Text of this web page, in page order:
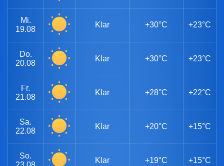
Mi.
19.08
Klar +30°C +23°C
Do.
20.08
Klar +30°C +23°C
Fr.
21.08
Klar +28°C +22°C
Sa.
22.08
Klar +20°C +15°C
So.
Klar +19°C +15°C